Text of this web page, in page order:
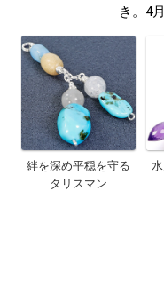
き。4
絆を深め平穏を守る
タリスマン